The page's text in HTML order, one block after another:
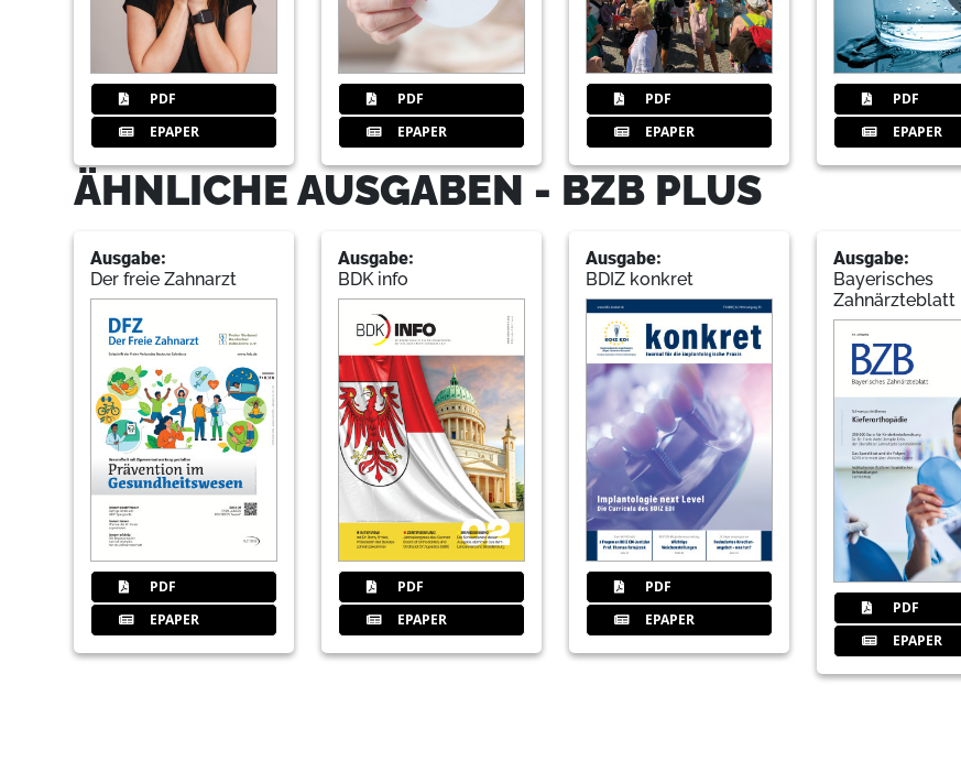
Redaktion BLZK
20Fortbildungen
Redaktion
22 Abrechnung transparent –
Barbara Zehetmeier, KZVB-
24Vorschau
Redaktion
PDF
EPAPER
PDF
EPAPER
PDF
EPAPER
PDF
EPAPER
ÄHNLICHE AUSGABEN - BZB PLUS
Ausgabe:
Der freie Zahnarzt
PDF
EPAPER
Ausgabe:
BDK info
PDF
EPAPER
Ausgabe:
BDIZ konkret
PDF
EPAPER
Ausgabe:
Bayerisches
Zahnärzteblatt
PDF
EPAPER